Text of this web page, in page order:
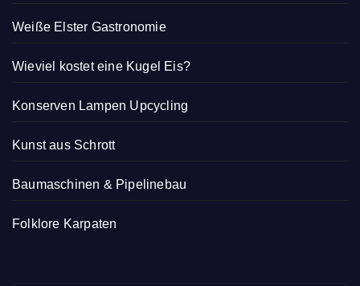
Weiße Elster Gastronomie
Wieviel kostet eine Kugel Eis?
Konserven Lampen Upcycling
Kunst aus Schrott
Baumaschinen & Pipelinebau
Folklore Karpaten